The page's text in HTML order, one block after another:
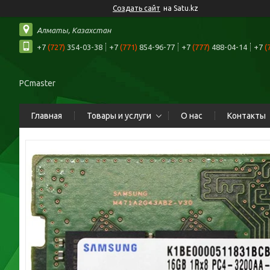
Создать сайт на Satu.kz
Алматы, Казахстан
+7 (727) 354-03-38 +7 (771) 854-96-77 +7 (777) 488-04-14 +7
PCmaster
Главная Товары и услуги О нас Контакты